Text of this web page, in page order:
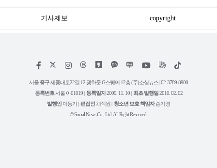
기사제보 copyright
페
스
북
인
타
그
램
위
트
리
유
튜
틱
서울 중구 세종대로22길 12 광화문 G스퀘어 12층 (주)소셜뉴스 | 02-3789-8900
등록번호 서울 아01019 | 등록일자2009. 11. 10 | 최초 발행일2010. 02. 02
발행인 이동기 | 편집인채석원 | 청소년 보호 책임자손기영
© Social News Co., Ltd. All Right Reserved.